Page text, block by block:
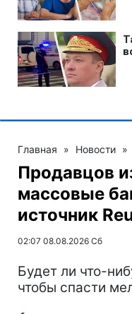
Главная » Новости »
Продавцов
массовые
источник
02:07 08.08.2026 Сб
Будет ли что-
чтобы спасти